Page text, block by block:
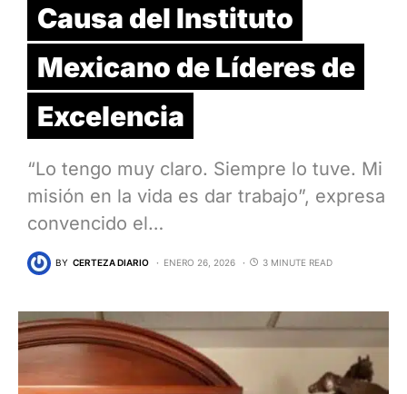
Causa del Instituto
Mexicano de Líderes de
Excelencia
“Lo tengo muy claro. Siempre lo tuve. Mi
misión en la vida es dar trabajo”, expresa
convencido el…
BY CERTEZA DIARIO ENERO 26, 2026 3 MINUTE READ